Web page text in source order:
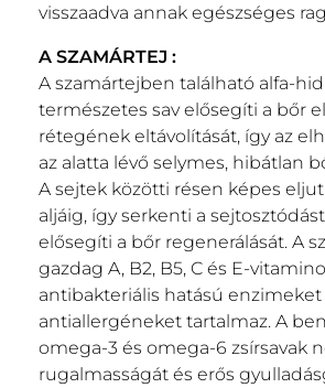
visszaadva annak egészséges
A SZAMÁRTEJ :
A szamártejben található alfa-
természetes sav elősegíti a bőr
rétegének eltávolítását, így az
az alatta lévő selymes, hibátlan
A sejtek közötti résen képes
aljáig, így serkenti a
elősegíti a bőr regenerálását. A
gazdag A, B2, B5, C és E-
antibakteriális hatású enzimeket
antiallergéneket tartalmaz. A
omega-3 és omega-6 zsírsavak
rugalmasságát és erős